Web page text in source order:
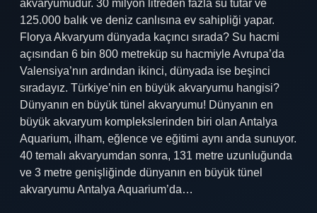
akvaryumudur. 30 milyon litreden fazla su tutar ve
125.000 balık ve deniz canlısına ev sahipliği yapar.
Florya Akvaryum dünyada kaçıncı sırada? Su hacmi
açısından 6 bin 800 metreküp su hacmiyle Avrupa’da
Valensiya’nın ardından ikinci, dünyada ise beşinci
sıradayız. Türkiye’nin en büyük akvaryumu hangisi?
Dünyanın en büyük tünel akvaryumu! Dünyanın en
büyük akvaryum komplekslerinden biri olan Antalya
Aquarium, ilham, eğlence ve eğitimi aynı anda sunuyor.
40 temalı akvaryumdan sonra, 131 metre uzunluğunda
ve 3 metre genişliğinde dünyanın en büyük tünel
akvaryumu Antalya Aquarium’da…